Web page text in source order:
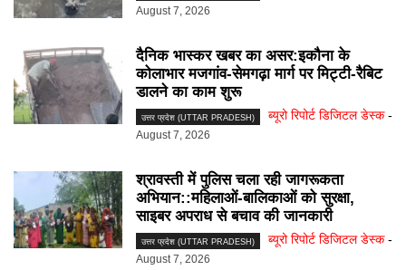
August 7, 2026
दैनिक भास्कर खबर का असर:इकौना के
कोलाभार मजगांव-सेमगढ़ा मार्ग पर मिट्टी-रैबिट
डालने का काम शुरू
उत्तर प्रदेश (UTTAR PRADESH) ब्यूरो रिपोर्ट डिजिटल डेस्क -
August 7, 2026
श्रावस्ती में पुलिस चला रही जागरूकता
अभियान::महिलाओं-बालिकाओं को सुरक्षा,
साइबर अपराध से बचाव की जानकारी
उत्तर प्रदेश (UTTAR PRADESH) ब्यूरो रिपोर्ट डिजिटल डेस्क -
August 7, 2026